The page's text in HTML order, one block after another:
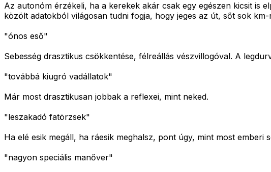
Az autonóm érzékeli, ha a kerekek akár csak egy egészen kicsit is
közölt adatokból világosan tudni fogja, hogy jeges az út, sőt sok
"ónos eső"
Sebesség drasztikus csökkentése, félreállás vészvillogóval. A
"továbbá kiugró vadállatok"
Már most drasztikusan jobbak a reflexei, mint neked.
"leszakadó fatörzsek"
Ha elé esik megáll, ha ráesik meghalsz, pont úgy, mint most emberi
"nagyon speciális manőver"